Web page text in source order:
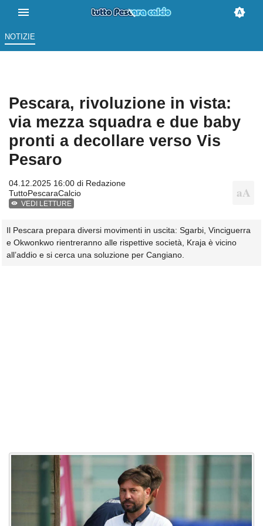
NOTIZIE
Pescara, rivoluzione in vista:
via mezza squadra e due baby
pronti a decollare verso Vis
Pesaro
04.12.2025 16:00 di Redazione
TuttoPescaraCalcio
VEDI LETTURE
Il Pescara prepara diversi movimenti in uscita: Sgarbi, Vinciguerra
e Okwonkwo rientreranno alle rispettive società, Kraja è vicino
all’addio e si cerca una soluzione per Cangiano.